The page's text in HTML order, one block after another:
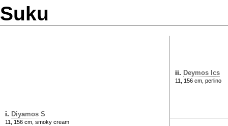
Suku
i. Diyamos S
11, 156 cm, smoky cream
ii. Deymos Ics
11, 156 cm, perlino